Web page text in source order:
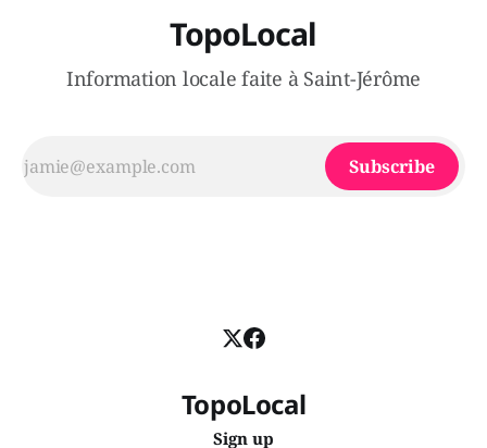
TopoLocal
Information locale faite à Saint-Jérôme
Subscribe
TopoLocal
Sign up